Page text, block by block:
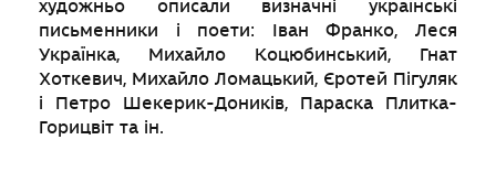
художньо описали визначні українські
письменники і поети: Іван Франко, Леся
Українка, Михайло Коцюбинський, Гнат
Хоткевич, Михайло Ломацький, Єротей Пігуляк
і Петро Шекерик-Доників, Параска Плитка-
Горицвіт та ін.